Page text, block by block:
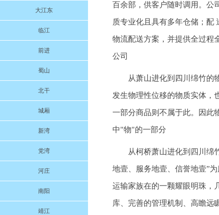
大江东
临江
前进
蜀山
北干
城厢
新湾
党湾
河庄
南阳
靖江
百余部，供客户随时调用。公
质专业化且具有多年仓储；配
物流配送方案，并提供全过程
公司
从萧山进化到四川绵竹的
发生物理性位移的物质实体，
一部分商品则不属于此。因此
中"物"的一部分
从柯桥萧山进化到四川绵
地壹、服务地壹、信誉地壹”
运输家族在的一颗耀眼明珠，
库、完善的管理机制、高瞻远